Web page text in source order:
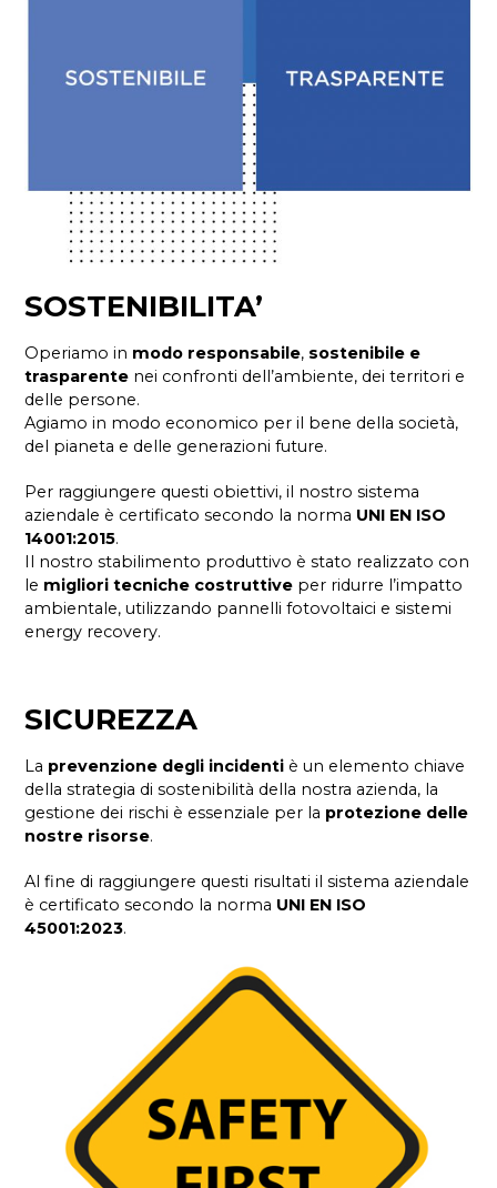
SOSTENIBILITA’
Operiamo in modo responsabile, sostenibile e
trasparente nei confronti dell’ambiente, dei territori e
delle persone.
Agiamo in modo economico per il bene della società,
del pianeta e delle generazioni future.
Per raggiungere questi obiettivi, il nostro sistema
aziendale è certificato secondo la norma UNI EN ISO
14001:2015.
Il nostro stabilimento produttivo è stato realizzato con
le migliori tecniche costruttive per ridurre l’impatto
ambientale, utilizzando pannelli fotovoltaici e sistemi
energy recovery.
SICUREZZA
La prevenzione degli incidenti è un elemento chiave
della strategia di sostenibilità della nostra azienda, la
gestione dei rischi è essenziale per la protezione delle
nostre risorse.
Al fine di raggiungere questi risultati il sistema aziendale
è certificato secondo la norma UNI EN ISO
45001:2023.